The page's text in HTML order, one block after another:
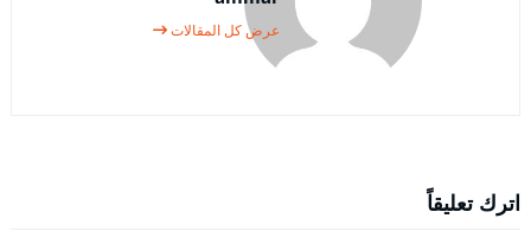
عرض كل المقالات
اترك تعليقاً